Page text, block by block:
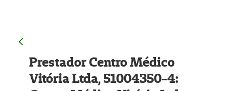
Prestador Centro Médico
Vitória Ltda, 51004350-4: